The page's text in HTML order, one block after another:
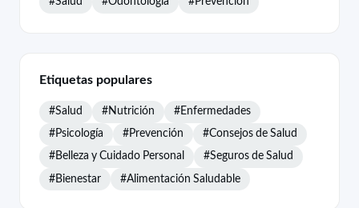
Etiquetas populares
#Salud #Nutrición #Enfermedades
#Psicología #Prevención #Consejos de Salud
#Belleza y Cuidado Personal #Seguros de Salud
#Bienestar #Alimentación Saludable